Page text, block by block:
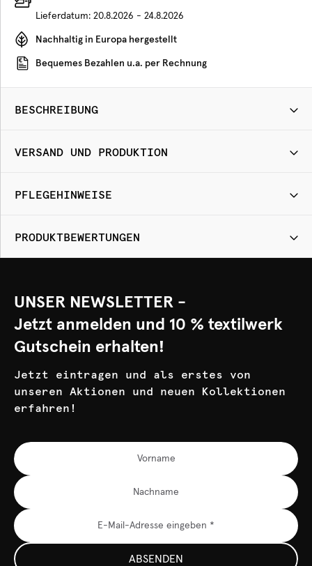
Lieferdatum: 20.8.2026 - 24.8.2026
Nachhaltig in Europa hergestellt
Bequemes Bezahlen u.a. per Rechnung
BESCHREIBUNG
VERSAND UND PRODUKTION
PFLEGEHINWEISE
PRODUKTBEWERTUNGEN
UNSER NEWSLETTER -
Jetzt anmelden und 10 % textilwerk
Gutschein erhalten!
Jetzt eintragen und als erstes von
unseren Aktionen und neuen Kollektionen
erfahren!
ABSENDEN